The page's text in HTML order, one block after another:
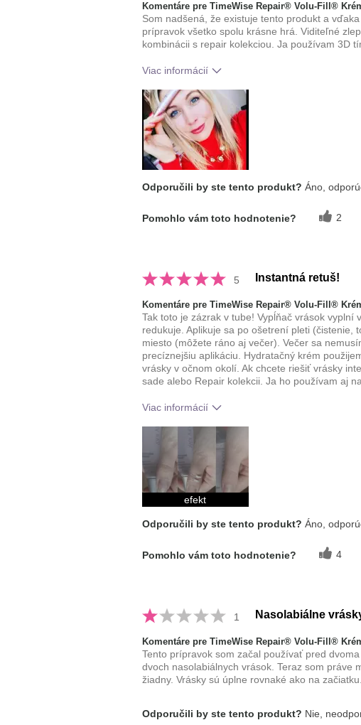
Komentáre pre TimeWise Repair® Volu-Fill®
Som nadšená, že existuje tento produkt a
prípravok všetko spolu krásne hrá. Viditeľné
kombinácii s repair kolekciou. Ja používam 3D
Viac informácií
Aká je vaša skúsenosť s používaním
tohto prípravku?
Odporučili by ste tento produkt? Áno,
Pomohlo vám toto hodnotenie? 2
5 Instantná retuš!
Komentáre pre TimeWise Repair® Volu-Fill®
Tak toto je zázrak v tube! Vypĺňač vrások
redukuje. Aplikuje sa po ošetrení pleti (čistenie,
miesto (môžete ráno aj večer). Večer sa
precíznejšiu aplikáciu. Hydratačný krém
vrásky v očnom okolí. Ak chcete riešiť vrásky
sade alebo Repair kolekcii. Ja ho používam aj
Viac informácií
efekt
Odporučili by ste tento produkt? Áno,
Pomohlo vám toto hodnotenie? 4
1 Nasolabiálne
Komentáre pre TimeWise Repair® Volu-Fill®
Tento prípravok som začal používať pred
dvoch nasolabiálnych vrások. Teraz som práve
žiadny. Vrásky sú úplne rovnaké ako na
Odporučili by ste tento produkt? Nie,